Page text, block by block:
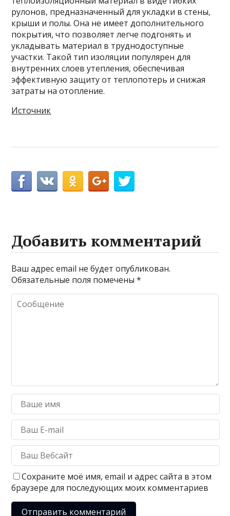
рулонов, предназначенный для укладки в стены,
крыши и полы. Она не имеет дополнительного
покрытия, что позволяет легче подгонять и
укладывать материал в труднодоступные
участки. Такой тип изоляции популярен для
внутренних слоев утепления, обеспечивая
эффективную защиту от теплопотерь и снижая
затраты на отопление.
Источник
Добавить комментарий
Ваш адрес email не будет опубликован.
Обязательные поля помечены*
Сохраните моё имя, email и адрес сайта в этом
браузере для последующих моих комментариев